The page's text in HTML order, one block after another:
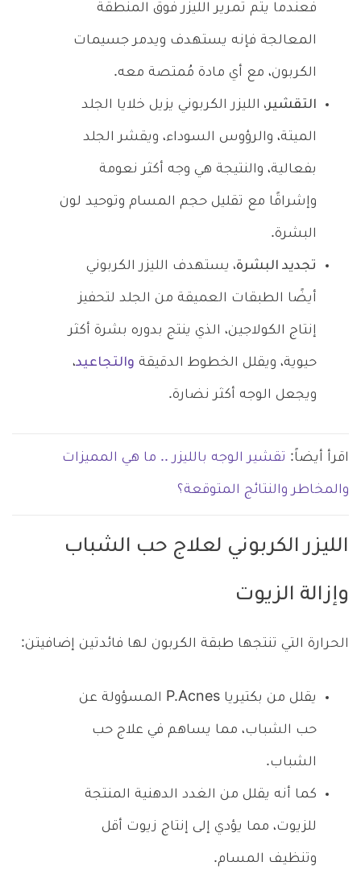
فعندما يتم تمرير الليزر فوق المنطقة
المعالجة فإنه يستهدف ويدمر جسيمات
الكربون، مع أي مادة مُمتصة معه.
التقشير، الليزر الكربوني يزيل خلايا الجلد
الميتة، والرؤوس السوداء، ويقشر الجلد
بفعالية، والنتيجة هي وجه أكثر نعومة
وإشراقًا مع تقليل حجم المسام وتوحيد لون
البشرة.
تجديد البشرة، يستهدف الليزر الكربوني
أيضًا الطبقات العميقة من الجلد لتحفيز
إنتاج الكولاجين، الذي ينتج بدوره بشرة أكثر
حيوية، ويقلل الخطوط الدقيقة والتجاعيد،
ويجعل الوجه أكثر نضارة.
اقرأ أيضاً: تقشير الوجه بالليزر .. ما هي المميزات
والمخاطر والنتائج المتوقعة؟
الليزر الكربوني لعلاج حب الشباب
وإزالة الزيوت
الحرارة التي تنتجها طبقة الكربون لها فائدتين إضافيتن:
يقلل من بكتيريا P.Acnes المسؤولة عن
حب الشباب، مما يساهم في علاج حب
الشباب.
كما أنه يقلل من الغدد الدهنية المنتجة
للزيوت، مما يؤدي إلى إنتاج زيوت أقل
وتنظيف المسام.